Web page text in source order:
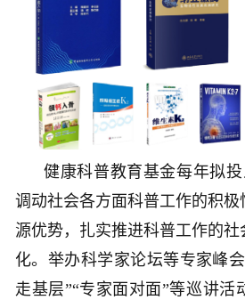
健康科普教育基金每年拟
调动社会各方面科普工作的积
源优势，扎实推进科普工作的
化。举办科学家论坛等专家峰
走基层”“专家面对面”等巡讲活